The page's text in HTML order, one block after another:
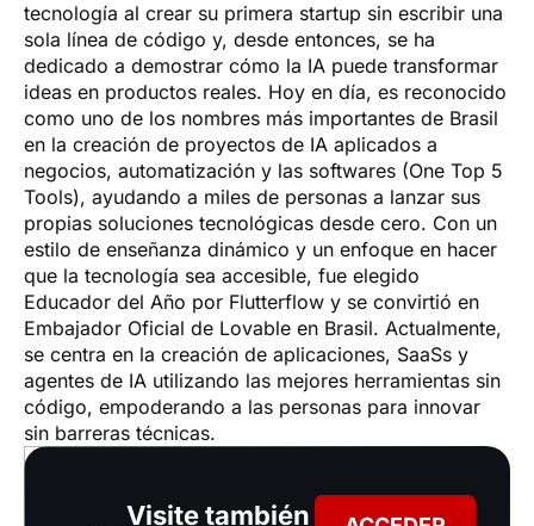
tecnología al crear su primera startup sin escribir una
sola línea de código y, desde entonces, se ha
dedicado a demostrar cómo la IA puede transformar
ideas en productos reales. Hoy en día, es reconocido
como uno de los nombres más importantes de Brasil
en la creación de proyectos de IA aplicados a
negocios, automatización y las softwares (One Top 5
Tools), ayudando a miles de personas a lanzar sus
propias soluciones tecnológicas desde cero. Con un
estilo de enseñanza dinámico y un enfoque en hacer
que la tecnología sea accesible, fue elegido
Educador del Año por Flutterflow y se convirtió en
Embajador Oficial de Lovable en Brasil. Actualmente,
se centra en la creación de aplicaciones, SaaSs y
agentes de IA utilizando las mejores herramientas sin
código, empoderando a las personas para innovar
sin barreras técnicas.
Visite también